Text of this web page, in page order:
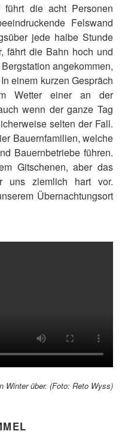
die acht Personen
Felswand
jede halbe Stunde
fährt die Bahn hoch und
angekommen,
einem kurzen Gespräch
Wetter einer an der
wenn der ganze Tag
selten der Fall.
Bauernfamilien, welche
Bauernbetriebe führen.
Gitschenen, aber das
uns ziemlich hart vor.
Übernachtungsort
Winter über. (Foto: Reto Wyss)